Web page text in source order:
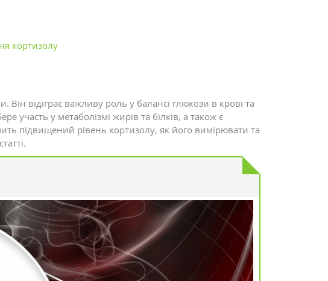
кортизолу
відіграє важливу роль у балансі глюкози в крові та
участь у метаболізмі жирів та білків, а також є
підвищений рівень кортизолу, як його вимірювати та